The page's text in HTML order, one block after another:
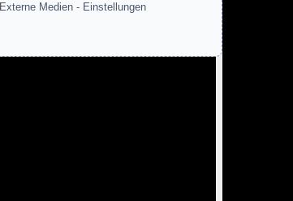
Externe Medien - Einstellungen